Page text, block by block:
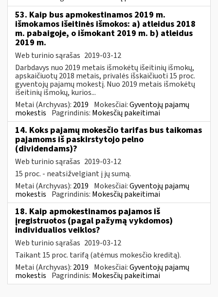
53. Kaip bus apmokestinamos 2019 m.
išmokamos išeitinės išmokos: a) atleidus 2018
m. pabaigoje, o išmokant 2019 m. b) atleidus
2019 m.
Web turinio sąrašas 2019-03-12
Darbdavys nuo 2019 metais išmokėtų išeitinių išmokų,
apskaičiuotų 2018 metais, privalės išskaičiuoti 15 proc.
gyventojų pajamų mokestį. Nuo 2019 metais išmokėtų
išeitinių išmokų, kurios...
Metai (Archyvas): 2019 Mokesčiai:Gyventojų pajamų
mokestis Pagrindinis: Mokesčių pakeitimai
14. Koks pajamų mokesčio tarifas bus taikomas
pajamoms iš paskirstytojo pelno
(dividendams)?
Web turinio sąrašas 2019-03-12
15 proc. - neatsižvelgiant į jų sumą.
Metai (Archyvas): 2019 Mokesčiai:Gyventojų pajamų
mokestis Pagrindinis: Mokesčių pakeitimai
18. Kaip apmokestinamos pajamos iš
įregistruotos (pagal pažymą vykdomos)
individualios veiklos?
Web turinio sąrašas 2019-03-12
Taikant 15 proc. tarifą (atėmus mokesčio kreditą).
Metai (Archyvas): 2019 Mokesčiai:Gyventojų pajamų
mokestis Pagrindinis: Mokesčių pakeitimai